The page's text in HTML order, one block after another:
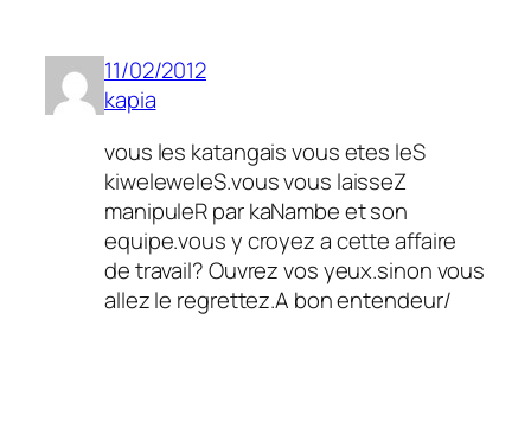
11/02/2012
kapia
vous les katangais vous etes leS
kiweleweleS.vous vous laisseZ
manipuleR par kaNambe et son
equipe.vous y croyez a cette affaire
de travail? Ouvrez vos yeux.sinon vous
allez le regrettez.A bon entendeur/